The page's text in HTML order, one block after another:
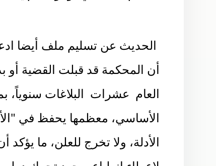
الحديث عن تسليم ملف أيضا
أن المحكمة قد قبلت القضية أو
العام عشرات
الأساسي، معظمها يحفظ في
الأدلة، ولا تخرج للعلن،
ما يؤكد